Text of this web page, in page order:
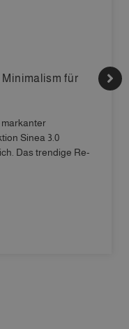
für
markanter
Sinea 3.0
Das trendige Re-